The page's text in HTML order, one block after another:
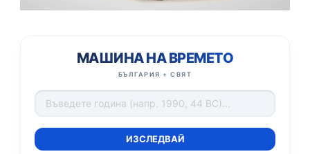
МАШИНА НА ВРЕМЕТО
БЪЛГАРИЯ + СВЯТ
ИЗСЛЕДВАЙ